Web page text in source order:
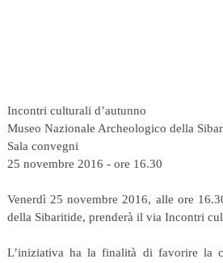
Incontri culturali d’autunno
Museo Nazionale Archeologico della
Sala convegni
25 novembre 2016 - ore 16.30
Venerdì 25 novembre 2016, alle ore
della Sibaritide, prenderà il via Incontri
L’iniziativa ha la finalità di favorire la